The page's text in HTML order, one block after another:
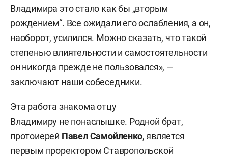
Владимира это стало как бы „вторым
рождением“. Все ожидали его ослабления, а он,
наоборот, усилился. Можно сказать, что такой
степенью влиятельности и самостоятельности
он никогда прежде не пользовался», —
заключают наши собеседники.
Эта работа знакома отцу
Владимиру не понаслышке. Родной брат,
протоиерей Павел Самойленко, является
первым проректором Ставропольской